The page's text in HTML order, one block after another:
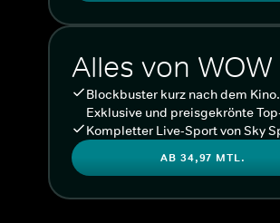
Alles von WOW
Blockbuster kurz nach dem Kino.
Exklusive und preisgekrönte
Kompletter Live-Sport von Sky
AB 34,97 MTL.